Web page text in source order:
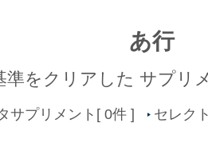
あ行
準をクリアした サプリ
サプリメント[ 0件 ] セレク